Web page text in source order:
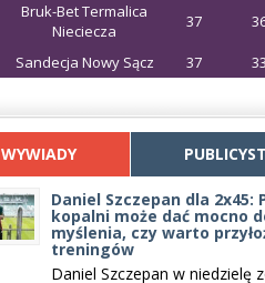
Bruk-Bet Termalica
Nieciecza
37
Sandecja Nowy Sącz 37 33
WYWIADY
Daniel Szczepan dla 2x45:
kopalni może dać mocno
myślenia, czy warto
treningów
Daniel Szczepan w niedzielę